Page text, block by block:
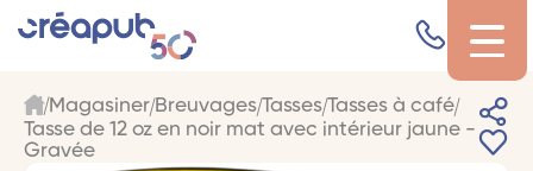
Magasiner Breuvages Tasses Tasses à café
Tasse de 12 oz en noir mat avec intérieur jaune -
Gravée